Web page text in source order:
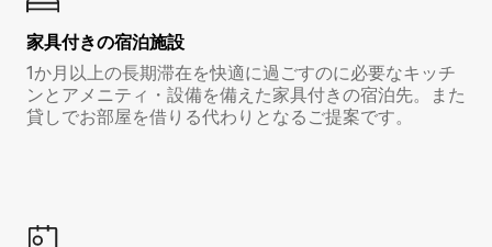
家具付き⁠の宿⁠泊⁠施⁠設
1か月以上の長期滞在を快適に過ごすのに必要なキッチ
ンとアメニティ・設備を備えた家具付きの宿泊先。また
貸しでお部屋を借りる代わりとなるご提案です。